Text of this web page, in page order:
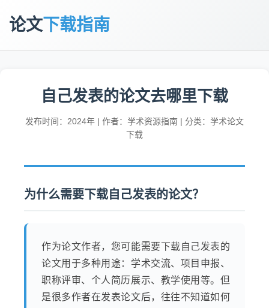
论文下载指南
自己发表的论文去哪里下载
发布时间：2024年 | 作者：学术资源指南 | 分类：学术论文
下载
为什么需要下载自己发表的论文？
作为论文作者，您可能需要下载自己发表的
论文用于多种用途：学术交流、项目申报、
职称评审、个人简历展示、教学使用等。但
是很多作者在发表论文后，往往不知道如何